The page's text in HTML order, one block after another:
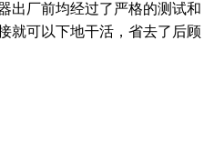
出厂前均经过了严格的测试和
就可以下地干活，省去了后顾